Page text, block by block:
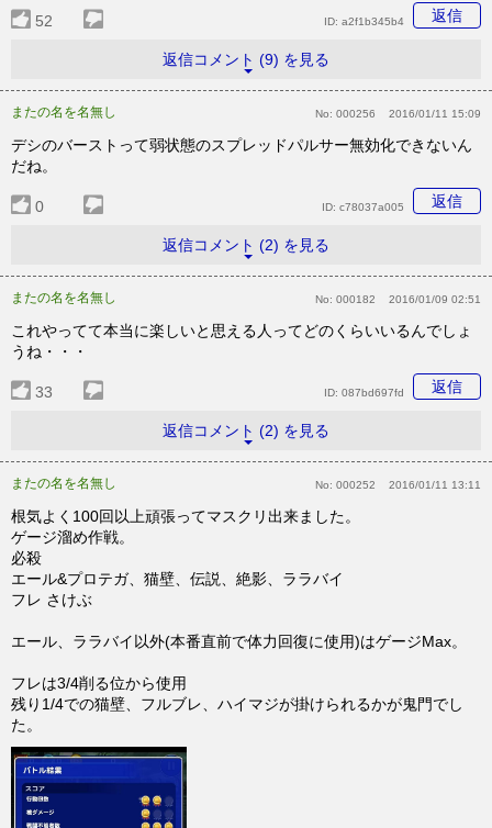
52 返信
ID: a2f1b345b4
返信コメント (9) を見る
またの名を名無し No: 000256 2016/01/11 15:09
デシのバーストって弱状態のスプレッドパルサー無効化できないん
だね。
0 返信
ID: c78037a005
返信コメント (2) を見る
またの名を名無し No: 000182 2016/01/09 02:51
これやってて本当に楽しいと思える人ってどのくらいいるんでしょ
うね・・・
33 返信
ID: 087bd697fd
返信コメント (2) を見る
またの名を名無し No: 000252 2016/01/11 13:11
根気よく100回以上頑張ってマスクリ出来ました。
ゲージ溜め作戦。
必殺
エール&プロテガ、猫壁、伝説、絶影、ララバイ
フレ さけぶ
エール、ララバイ以外(本番直前で体力回復に使用)はゲージMax。
フレは3/4削る位から使用
残り1/4での猫壁、フルブレ、ハイマジが掛けられるかが鬼門でし
た。